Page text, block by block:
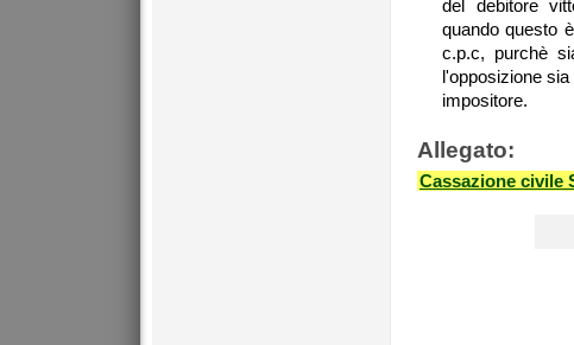
del debitore
quando questo
c.p.c, purchè
l'opposizione
impositore.
Allegato:
Cassazione civile